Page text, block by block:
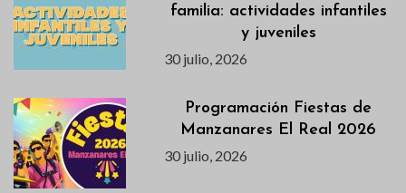
familia: actividades infantiles
y juveniles
30 julio, 2026
Programación Fiestas de
Manzanares El Real 2026
30 julio, 2026